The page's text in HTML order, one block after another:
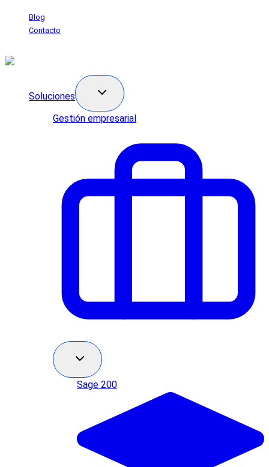
SaltarBlog
Contacto
Soluciones
Gestión empresarial
Sage 200